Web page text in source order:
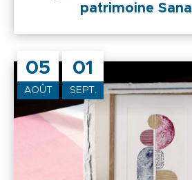
patrimoine
05
AOÛT
01
SEPT.